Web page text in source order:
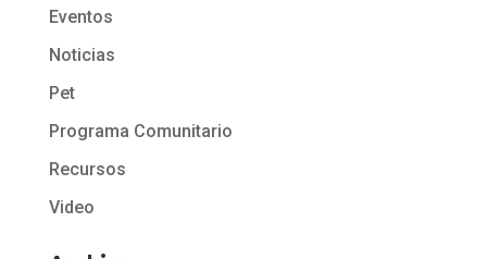
Eventos
Noticias
Pet
Programa Comunitario
Recursos
Video